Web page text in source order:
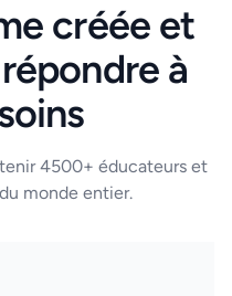
créée et
à
4500+ éducateurs et
monde entier.